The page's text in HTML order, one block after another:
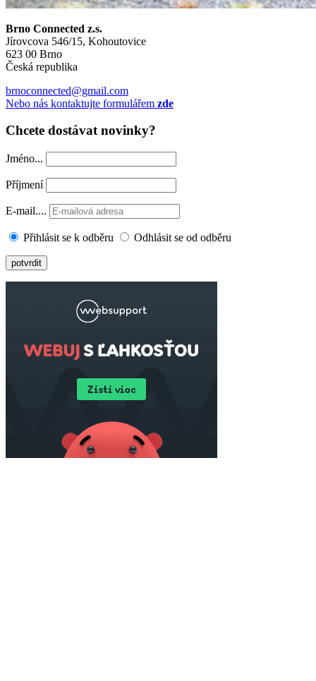
Brno Connected z.s.
Jírovcova 546/15, Kohoutovice
623 00 Brno
Česká republika
brnoconnected@gmail.com
Nebo nás kontaktujte formulářem zde
Chcete dostávat novinky?
Jméno...
Příjmení
E-mail....
Přihlásit se k odběru Odhlásit se od odběru